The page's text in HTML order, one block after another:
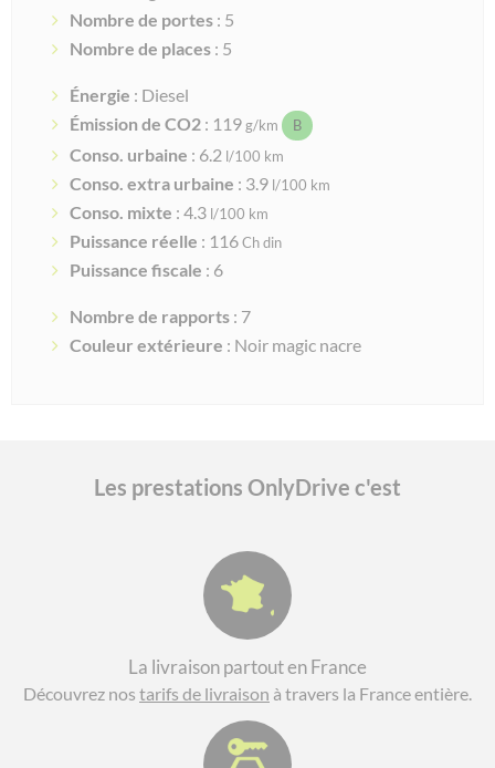
Nombre de portes : 5
Nombre de places : 5
Énergie : Diesel
Émission de CO2 : 119g/km B
Conso. urbaine : 6.2 l/100 km
Conso. extra urbaine : 3.9 l/100 km
Conso. mixte : 4.3 l/100 km
Puissance réelle : 116Ch din
Puissance fiscale : 6
Nombre de rapports : 7
Couleur extérieure : Noir magic nacre
Les prestations OnlyDrive c'est
La livraison partout en France
Découvrez nos tarifs de livraison à travers la France entière.